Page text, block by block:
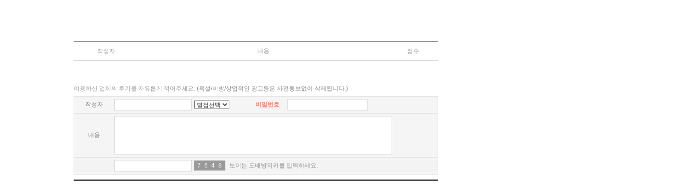
좌석
좌석
작성자 내용 점수
이용하신 업체의 후기를 자유롭게 적어주세요. (욕설/비방/상업적인 광고등은 사전통보없이 삭제됩니다.)
작성자 비밀번호
내용
7 6 4 8 보이는 도배방지키를 입력하세요.